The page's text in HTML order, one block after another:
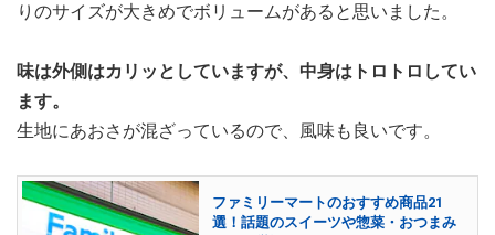
りのサイズが大きめでボリュームがあると思いました。
味は外側はカリッとしていますが、中身はトロトロしてい
ます。
生地にあおさが混ざっているので、風味も良いです。
ファミリーマートのおすすめ商品21
選！話題のスイーツや惣菜・おつまみ